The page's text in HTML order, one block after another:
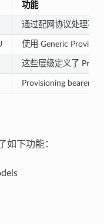
功能
通过配网协议处理不
使用 Generic
这些层级定义了
Provisioning bearer
如下功能：